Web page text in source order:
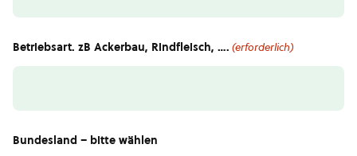
Betriebsart. zB Ackerbau, Rindfleisch, …. (erforderlich)
Bundesland – bitte wählen